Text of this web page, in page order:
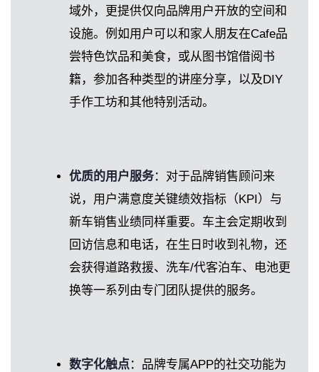
域外，更提供仅向品牌用户开放的空间和
设施。例如用户可以和家人朋友在Cafe品
尝特色饮品和美食，或从图书馆借阅书
籍，参加各种类型的讲座分享，以及DIY
手作工坊和其他特别活动。
优质的用户服务：对于品牌销售顾问来
说，用户满意度关键绩效指标（KPI）与
新车销售业绩同样重要。车主会定期收到
回访信息和电话，在生日时收到礼物，还
会获得道路救援、洗车/代客泊车、电池更
换等一系列由专门团队提供的服务。
数字化触点：品牌专属APP的社交功能为